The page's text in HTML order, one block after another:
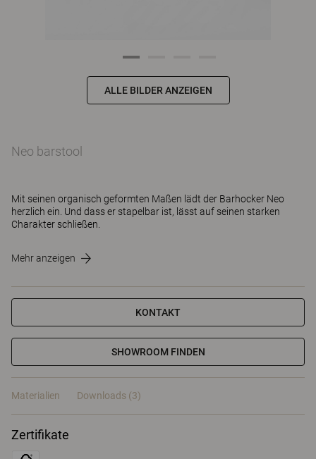
ALLE BILDER ANZEIGEN
Neo barstool
Mit seinen organisch geformten Maßen lädt der Barhocker Neo
herzlich ein. Und dass er stapelbar ist, lässt auf seinen starken
Charakter schließen.
Mehr anzeigen
KONTAKT
SHOWROOM FINDEN
Materialien Downloads (3)
Zertifikate